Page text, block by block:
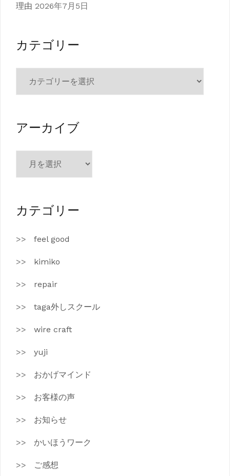
理由 2026年7月5日
カテゴリー
ゴ
ー
アーカイブ
カ
ブ
カテゴリー
feel good
kimiko
repair
taga外しスクール
wire craft
yuji
おかげマインド
お客様の声
お知らせ
かいほうワーク
ご感想